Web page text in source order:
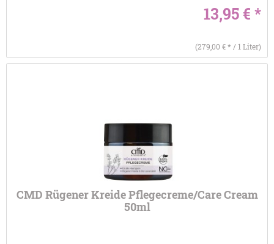
13,95 € *
(279,00 € * / 1 Liter)
CMD Rügener Kreide Pflegecreme/Care Cream
50ml